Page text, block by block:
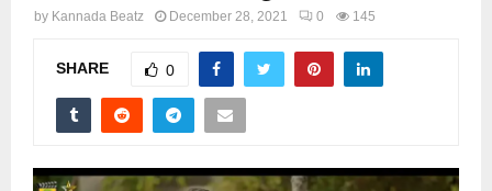
by Kannada Beatz December 28, 2021 0 145
SHARE 0